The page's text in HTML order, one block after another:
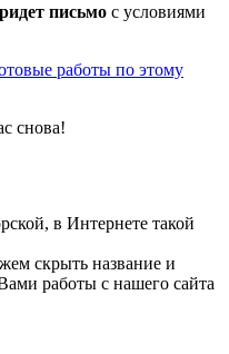
письмо с условиями
работы по этому
снова!
в Интернете такой
скрыть название и
работы с нашего сайта